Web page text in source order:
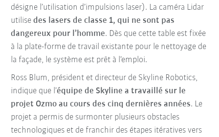
désigne l’utilisation d’impulsions laser). La caméra Lidar
utilisedes lasers de classe 1, qui ne sont pas
dangereux pour l’homme. Dès que cette table est fixée
à la plate-forme de travail existante pour le nettoyage de
la façade, le système est prêt à l’emploi.
Ross Blum, président et directeur de Skyline Robotics,
indique que l’équipe de Skyline a travaillé sur le
projet Ozmo au cours des cinq dernières années. Le
projet a permis de surmonter plusieurs obstacles
technologiques et de franchir des étapes itératives vers